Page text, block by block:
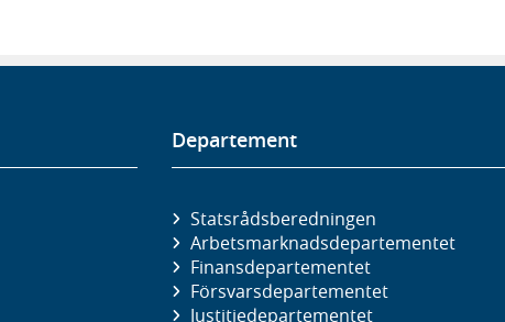
Departement
Statsrådsberedningen
Arbetsmarknads­departementet
Finans­departementet
Försvars­departementet
Justitie­departementet